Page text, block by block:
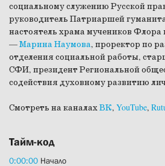
социальному служению Русской
руководитель Патриаршей
настоятель храма мучеников Флора
—Марина Наумова, проректор по
отделения социальной работы,
СФИ, президент Региональной
содействия духовному развитию
Смотреть на каналахВК, YouTube,
Тайм-код
0:00:00 Начало